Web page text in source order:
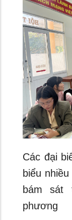
Các đại
biểu
bám sát
phương